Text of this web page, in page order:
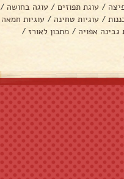
/ עוגת תפוזים / עוגה בחושה /
/ עוגיות טחינה / עוגיות חמאה
גבינה אפויה / מתכון לאורז /